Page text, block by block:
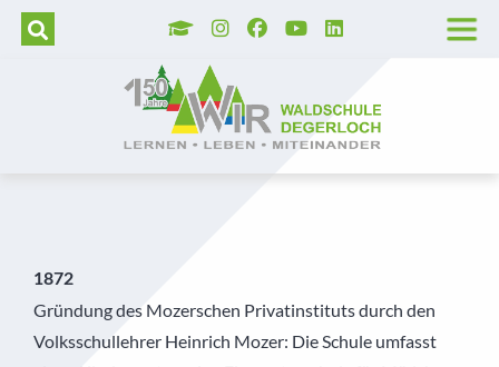
1872
Gründung des Mozerschen Privatinstituts durch den
Volksschullehrer Heinrich Mozer: Die Schule umfasst
MINT
Hortbetreuung
Betreute selbstständige Lernzeit
Prävention
Lage und Anfahrt
Barrierefreie Waldschule
Geschichte der Waldschule
Sekretariat
Tag der offenen Tür
Aufnahmeverfahren